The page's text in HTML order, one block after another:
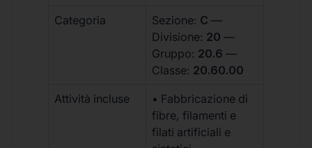
Categoria Sezione: C —
Divisione: 20 —
Gruppo: 20.6 —
Classe: 20.60.00
Attività incluse
• Fabbricazione di
fibre, filamenti e
filati artificiali e